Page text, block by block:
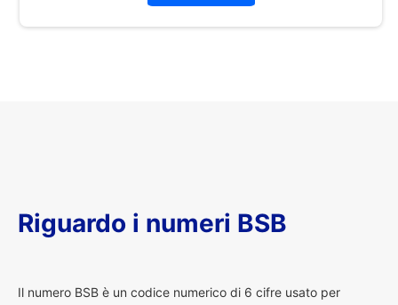
Riguardo i numeri BSB
Il numero BSB è un codice numerico di 6 cifre usato per